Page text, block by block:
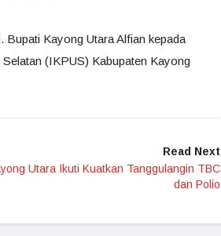
Bupati Kayong Utara Alfian kepada
(IKPUS) Kabupaten Kayong
Read Next
Utara Ikuti Kuatkan Tanggulangin TBC
dan Polio